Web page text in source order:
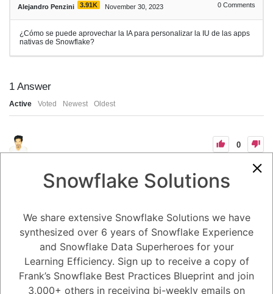
Alejandro Penzini 3.91K November 30, 2023 0 Comments
¿Cómo se puede aprovechar la IA para personalizar la IU de las apps
nativas de Snowflake?
1 Answer
Active Voted Newest Oldest
0
Comments
usuarios y crear perfiles personalizados. Estos perfiles pueden incluir
información como las preferencias del usuario, su historial de uso o
sus habilidades técnicas. La IA luego puede usar esta información
para personalizar la IU de las apps en función de las necesidades
Aquí hay algunos ejemplos específicos de cómo se puede usar la IA
para personalizar la IU de las apps nativas de Snowflake:
Personalización de la navegación: La IA se puede usar para
Snowflake Solutions
We share extensive Snowflake Solutions we have
synthesized over 6 years of Snowflake Experience
and Snowflake Data Superheroes for your
Learning Efficiency. Sign up to receive a copy of
Frank’s Snowflake Best Practices Blueprint and join
3,000+ others in receiving bi-weekly emails on